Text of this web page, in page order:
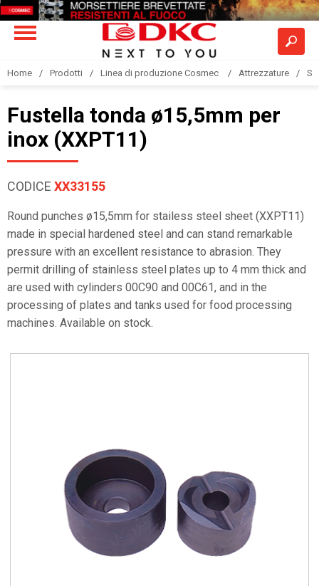
Home Prodotti Linea di produzione Cosmec Attrezzature
Fustella tonda ø15,5mm per
inox (XXPT11)
CODICE XX33155
Round punches ø15,5mm for stailess steel sheet (XXPT11)
made in special hardened steel and can stand remarkable
pressure with an excellent resistance to abrasion. They
permit drilling of stainless steel plates up to 4 mm thick and
are used with cylinders 00C90 and 00C61, and in the
processing of plates and tanks used for food processing
machines. Available on stock.